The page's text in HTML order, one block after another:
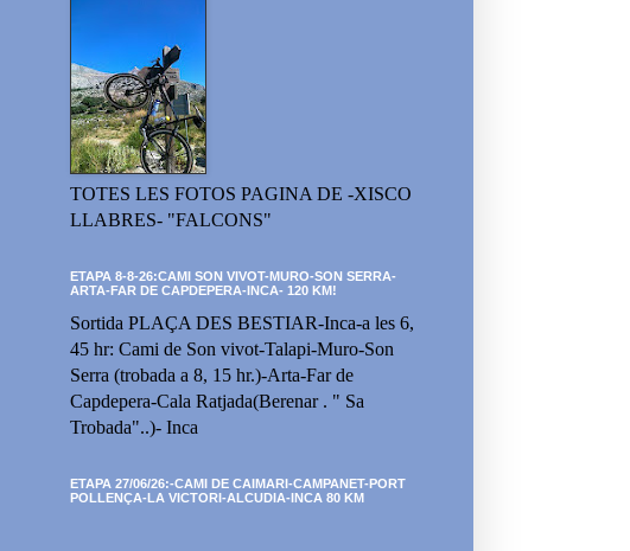
TOTES LES FOTOS PAGINA DE -XISCO
LLABRES- "FALCONS"
ETAPA 8-8-26:CAMI SON VIVOT-MURO-SON SERRA-
ARTA-FAR DE CAPDEPERA-INCA- 120 KM!
Sortida PLAÇA DES BESTIAR-Inca-a les 6,
45 hr: Cami de Son vivot-Talapi-Muro-Son
Serra (trobada a 8, 15 hr.)-Arta-Far de
Capdepera-Cala Ratjada(Berenar . " Sa
Trobada"..)- Inca
ETAPA 27/06/26:-CAMI DE CAIMARI-CAMPANET-PORT
POLLENÇA-LA VICTORI-ALCUDIA-INCA 80 KM